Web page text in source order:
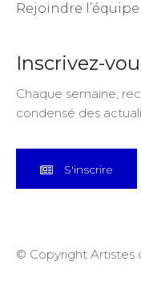
Rejoindre l’équipe
Inscrivez-
Chaque semaine,
condensé des
S'inscrire
© Copyright Artistes